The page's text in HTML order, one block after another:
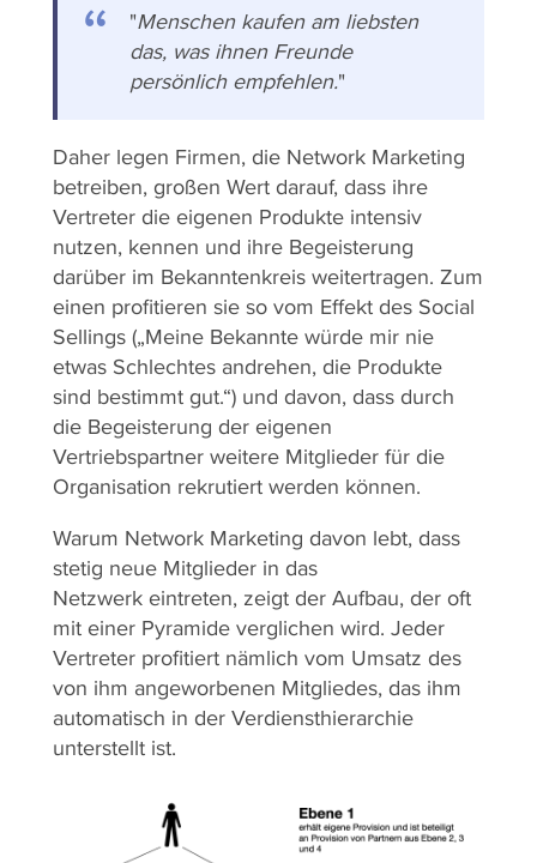
"Menschen kaufen am liebsten
das, was ihnen Freunde
persönlich empfehlen."
Daher legen Firmen, die Network Marketing
betreiben, großen Wert darauf, dass ihre
Vertreter die eigenen Produkte intensiv
nutzen, kennen und ihre Begeisterung
darüber im Bekanntenkreis weitertragen. Zum
einen profitieren sie so vom Effekt des Social
Sellings („Meine Bekannte würde mir nie
etwas Schlechtes andrehen, die Produkte
sind bestimmt gut.“) und davon, dass durch
die Begeisterung der eigenen
Vertriebspartner weitere Mitglieder für die
Organisation rekrutiert werden können.
Warum Network Marketing davon lebt, dass
stetig neue Mitglieder in das
Netzwerk eintreten, zeigt der Aufbau, der oft
mit einer Pyramide verglichen wird. Jeder
Vertreter profitiert nämlich vom Umsatz des
von ihm angeworbenen Mitgliedes, das ihm
automatisch in der Verdiensthierarchie
unterstellt ist.